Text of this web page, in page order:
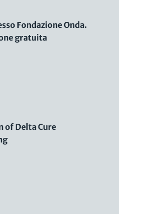
Fondazione Onda.
gratuita
of Delta Cure